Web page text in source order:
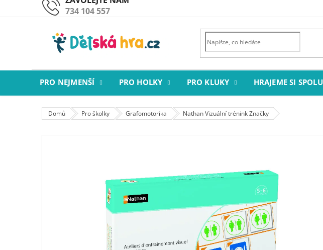
734 104 557
PRO NEJMENŠÍ PRO HOLKY PRO KLUKY HRAJEME SI SPOLU
Domů Pro školky Grafomotorika Nathan Vizuální trénink Značky